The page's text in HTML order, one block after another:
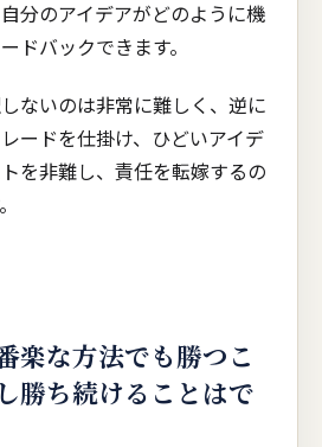
分のアイデアがどのように機
ドバックできます。
ないのは非常に難しく、逆に
ードを仕掛け、ひどいアイデ
を非難し、責任を転嫁するの
楽な方法でも勝つこ
勝ち続けることはで